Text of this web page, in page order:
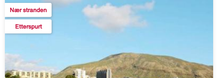
Nær stranden
Etterspurt